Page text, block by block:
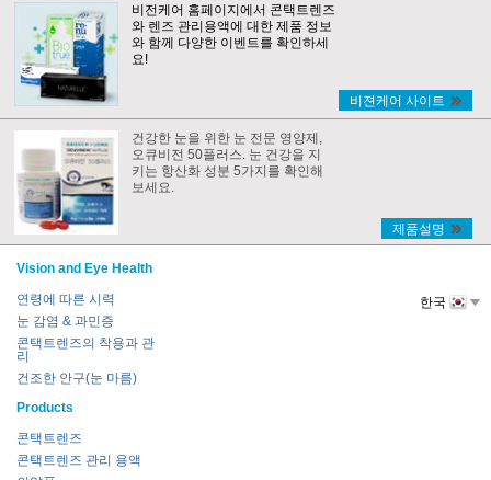
비전케어 홈페이지에서 콘택트렌즈
와 렌즈 관리용액에 대한 제품 정보
와 함께 다양한 이벤트를 확인하세
요!
비젼케어 사이트
건강한 눈을 위한 눈 전문 영양제,
오큐비전 50플러스. 눈 건강을 지
키는 항산화 성분 5가지를 확인해
보세요.
제품설명
Vision and Eye Health
연령에 따른 시력
눈 감염 & 과민증
콘택트렌즈의 착용과 관
리
건조한 안구(눈 마름)
Products
콘택트렌즈
콘택트렌즈 관리 용액
한국